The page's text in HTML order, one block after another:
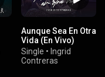
Aunque Sea En Otra
Vida (En Vivo)
Single • Ingrid
Contreras